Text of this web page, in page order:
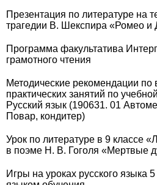
Презентация по литературе на
трагедии В. Шекспира «Ромео и
Программа факультатива
грамотного чтения
Методические рекомендации
практических занятий по
Русский язык (190631. 01
Повар, кондитер)
Урок по литературе в 9 классе
в поэме Н. В. Гоголя «Мертвые
Игры на уроках русского языка